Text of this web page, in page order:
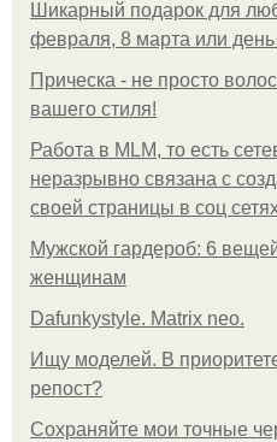
Шикарный подарок для
февраля, 8 марта или
Прическа - не просто
вашего стиля!
Работа в MLM, то есть
неразрывно связана с
своей страницы в соц
Мужской гардероб: 6
женщинам
Dafunkystyle. Matrix neo.
Ищу моделей. В
репост?
Сохраняйте мои точные